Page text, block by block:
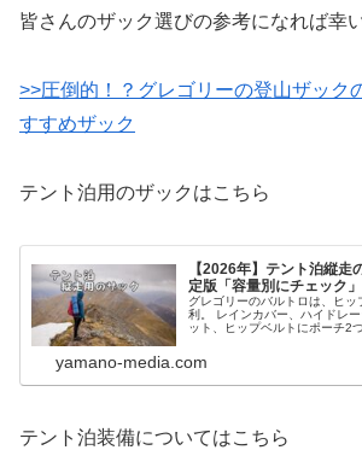
皆さんのザック選びの参考になれば幸
>>圧倒的！？グレゴリーの登山ザック
すすめザック
テント泊用のザックはこちら
【2026年】テント泊縦走
定版「容量別にチェック」
グレゴリーのバルトロは、ヒ
利。 レインカバー、ハイドレーションボトルを入れるポケ
ット、ヒップベルトにポーチ2
yamano-media.com
テント泊装備についてはこちら